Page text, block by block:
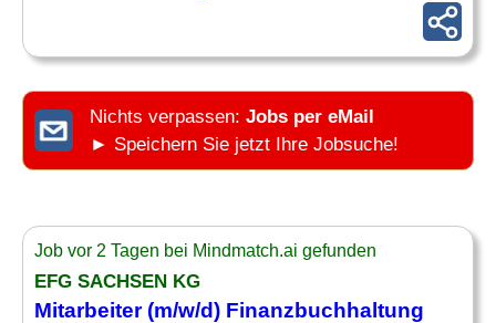
Nichts verpassen: Jobs per eMail
► Speichern Sie jetzt Ihre Jobsuche!
Job vor 2 Tagen bei Mindmatch.ai gefunden
EFG SACHSEN KG
Mitarbeiter (m/w/d) Finanzbuchhaltung